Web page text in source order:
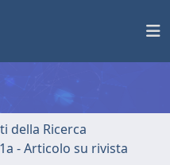
della Ricerca
1a - Articolo su rivista